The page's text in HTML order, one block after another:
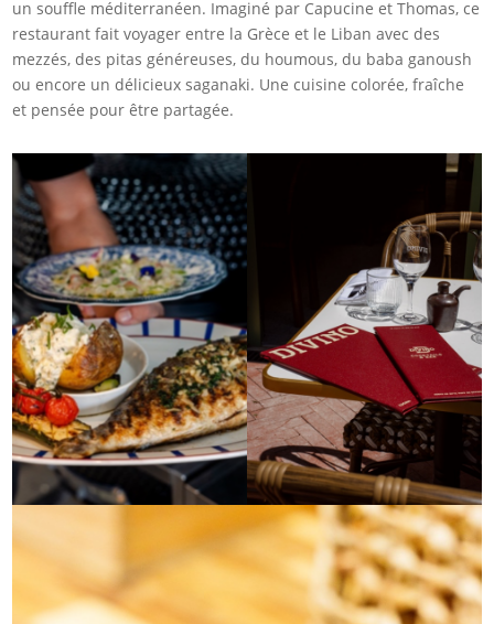
un souffle méditerranéen. Imaginé par Capucine et Thomas, ce
restaurant fait voyager entre la Grèce et le Liban avec des
mezzés, des pitas généreuses, du houmous, du baba ganoush
ou encore un délicieux saganaki. Une cuisine colorée, fraîche
et pensée pour être partagée.